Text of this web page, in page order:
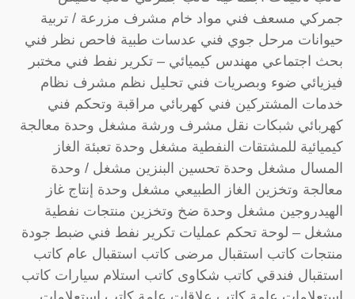
جمركي مسعف فني مواد خام مشرف مزرعة / تربية
حيوانات مرحل جوي فني عدسات طبية فاحص نظر فني
بحث اجتماعي مهندس كيميائي – تكرير نفط فني مختبر
فيزيائي ضوء وبصريات فني تحليل نظم مشرف نظام
خدمات المشتركين فني كهربائي مراقبة وتحكم فني
كهربائي شبكات نقل مشرف ورشة مشغل وحدة معالجة
كيميائية للمشتقات النفطية مشغل وحدة تعبئة الغاز
المسال مشغل وحدة تحسين البنزين مشغل / وحدة
معالجة وتخزين الغاز الطبيعي مشغل وحدة إنتاج غاز
الهيدروجين مشغل وحدة ضخ وتخزين منتجات نفطية
مشغل – لوحة تحكم عمليات تكرير نفط فني ضبط جودة
منتجات كاتب استقبال مرضى كاتب استقبال عام كاتب
استقبال فندقي كاتب شكاوى كاتب استلام سيارات كاتب